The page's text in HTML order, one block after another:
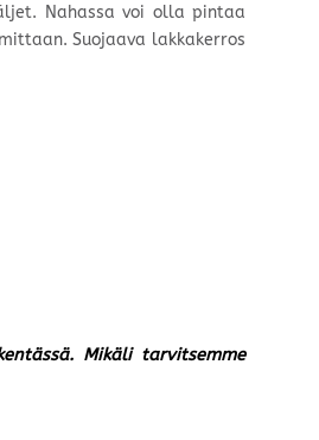
Nahassa voi olla pintaa
Suojaava lakkakerros
Mikäli tarvitsemme